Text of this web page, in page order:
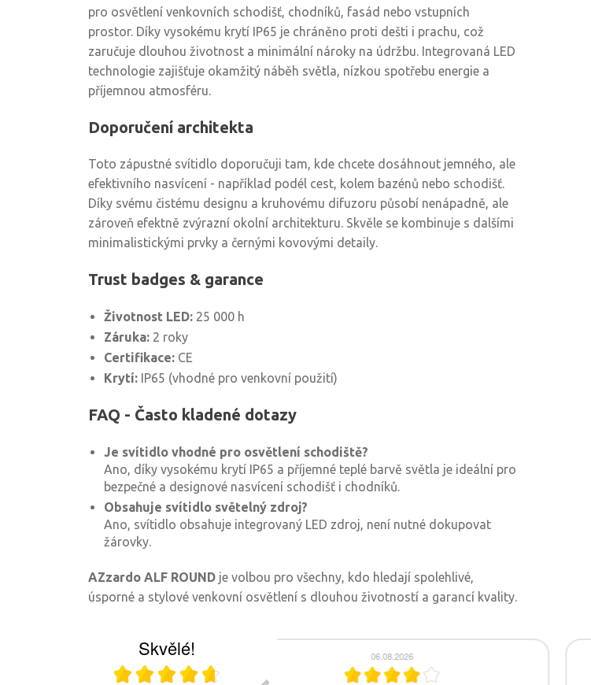
pro osvětlení venkovních schodišť, chodníků, fasád nebo vstupních
prostor. Díky vysokému krytí IP65 je chráněno proti dešti i prachu, což
zaručuje dlouhou životnost a minimální nároky na údržbu. Integrovaná LED
technologie zajišťuje okamžitý náběh světla, nízkou spotřebu energie a
příjemnou atmosféru.
Doporučení architekta
Toto zápustné svítidlo doporučuji tam, kde chcete dosáhnout jemného, ale
efektivního nasvícení - například podél cest, kolem bazénů nebo schodišť.
Díky svému čistému designu a kruhovému difuzoru působí nenápadně, ale
zároveň efektně zvýrazní okolní architekturu. Skvěle se kombinuje s dalšími
minimalistickými prvky a černými kovovými detaily.
Trust badges & garance
Životnost LED: 25 000 h
Záruka: 2 roky
Certifikace: CE
Krytí: IP65 (vhodné pro venkovní použití)
FAQ - Často kladené dotazy
Je svítidlo vhodné pro osvětlení schodiště?
Ano, díky vysokému krytí IP65 a příjemné teplé barvě světla je ideální pro
bezpečné a designové nasvícení schodišť i chodníků.
Obsahuje svítidlo světelný zdroj?
Ano, svítidlo obsahuje integrovaný LED zdroj, není nutné dokupovat
žárovky.
AZzardo ALF ROUND je volbou pro všechny, kdo hledají spolehlivé,
úsporné a stylové venkovní osvětlení s dlouhou životností a garancí kvality.